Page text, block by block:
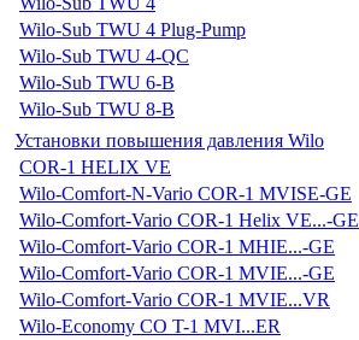
Wilo-Sub TWU 4 Plug-Pump
Wilo-Sub TWU 4-QC
Wilo-Sub TWU 6-B
Wilo-Sub TWU 8-B
Установки повышения давления Wilo
COR-1 HELIX VE
Wilo-Comfort-N-Vario COR-1 MVISE-GE
Wilo-Comfort-Vario COR-1 Helix VE...-GE
Wilo-Comfort-Vario COR-1 MHIE...-GE
Wilo-Comfort-Vario COR-1 MVIE...-GE
Wilo-Comfort-Vario COR-1 MVIE...VR
Wilo-Economy CO T-1 MVI...ER